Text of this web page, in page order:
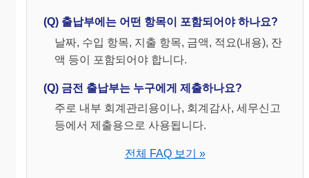
(Q) 출납부에는 어떤 항목이 포함되어야 하나요?
날짜, 수입 항목, 지출 항목, 금액, 적요(내용), 잔
액 등이 포함되어야 합니다.
(Q) 금전 출납부는 누구에게 제출하나요?
주로 내부 회계관리용이나, 회계감사, 세무신고
등에서 제출용으로 사용됩니다.
전체 FAQ 보기 »